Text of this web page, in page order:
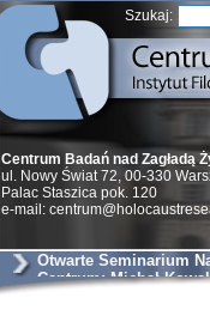
Szukaj:
Centrum Badań nad Zagładą
ul. Nowy Świat 72, 00-330
Palac Staszica pok. 120
e-mail:
Otwarte Seminarium
Centrum: Michał